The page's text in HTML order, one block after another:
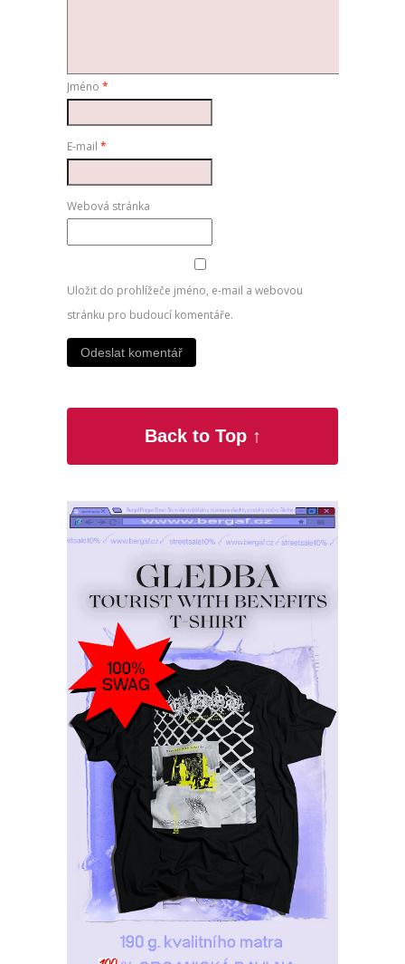
Jméno *
E-mail *
Webová stránka
Uložit do prohlížeče jméno, e-mail a webovou
stránku pro budoucí komentáře.
Back to Top ↑